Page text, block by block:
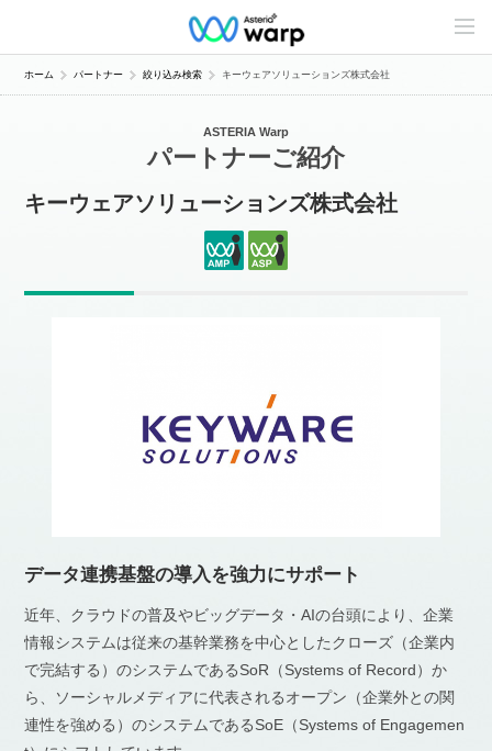
C
n
e
ホーム パートナー 絞り込み検索 キーウェアソリューションズ株式会社
ASTERIA Warp
パートナーご紹介
キーウェアソリューションズ株式会社
データ連携基盤の導入を強力にサポート
近年、クラウドの普及やビッグデータ・AIの台頭により、企業
情報システムは従来の基幹業務を中心としたクローズ（企業内
で完結する）のシステムであるSoR（Systems of Record）か
ら、ソーシャルメディアに代表されるオープン（企業外との関
連性を強める）のシステムであるSoE（Systems of Engagemen